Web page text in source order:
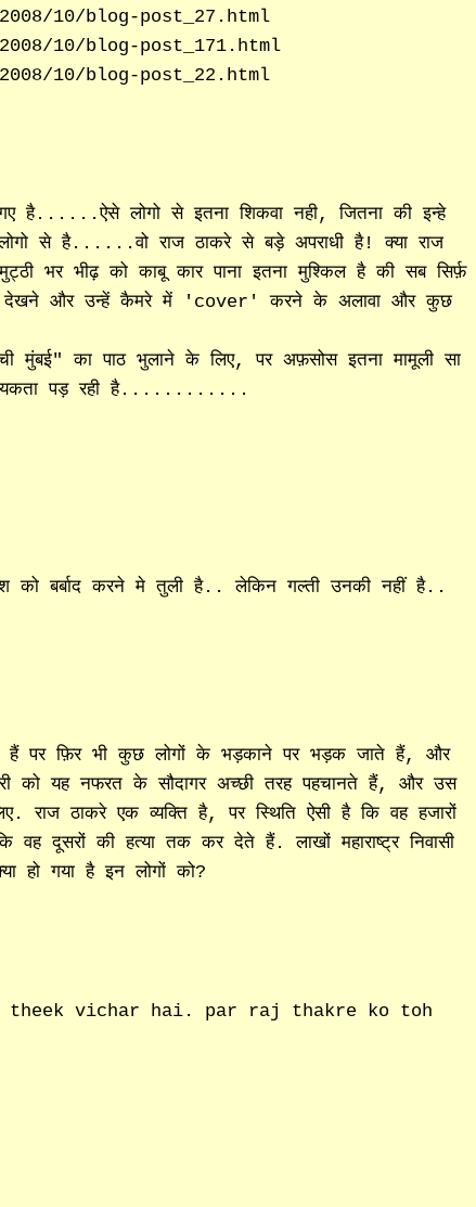
10/blog-post_27.html
10/blog-post_171.html
10/blog-post_22.html
है......ऐसे लोगो से इतना शिकवा नही, जितना की इन्हे
से है......वो राज ठाकरे से बड़े अपराधी है! क्या राज
भर भीढ़ को काबू कार पाना इतना मुश्किल है की सब सिर्फ़
देखने और उन्हें कैमरे में 'cover' करने के अलावा और कुछ
मुंबई" का पाठ भुलाने के लिए, पर अफ़सोस इतना मामूली सा
पड़ रही है............
को बर्बाद करने मे तुली है.. लेकिन गल्ती उनकी नहीं है..
हैं पर फ़िर भी कुछ लोगों के भड़काने पर भड़क जाते हैं, और
यह नफरत के सौदागर अच्छी तरह पहचानते हैं, और उस
राज ठाकरे एक व्यक्ति है, पर स्थिति ऐसी है कि वह हजारों
वह दूसरों की हत्या तक कर देते हैं. लाखों महाराष्ट्र निवासी
हो गया है इन लोगों को?
theek vichar hai. par raj thakre ko toh